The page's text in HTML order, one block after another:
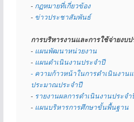
- กฏหมายที่เกี่ยวข้อง
- ข่าวประชาสัมพันธ์
การบริหารงานและการใช้จ่ายงบ
- แผนพัฒนาหน่วยงาน
- แผนดำเนินงานประจำปี
- ความก้าวหน้าในการดำเนินงาน
ประมาณประจำปี
- รายงานผลการดำเนินงานประจำ
- แผนบริหารการศึกษาขั้นพื้นฐาน